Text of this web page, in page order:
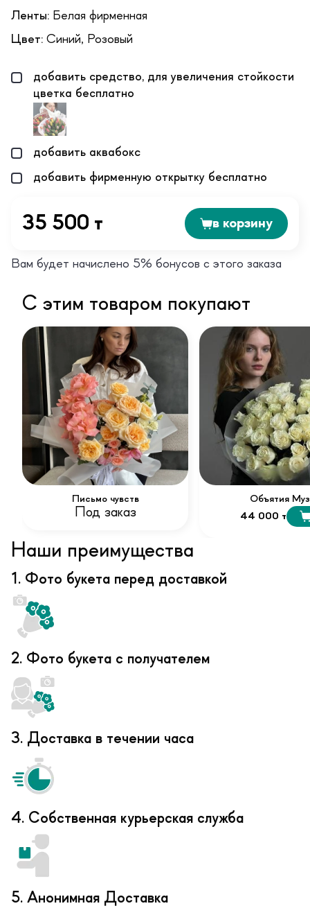
Ленты: Белая фирменная
Цвет: Синий, Розовый
добавить средство, для увеличения стойкости
цветка бесплатно
добавить аквабокс
добавить фирменную открытку бесплатно
35 500 т в корзину
Вам будет начислено 5% бонусов с этого заказа
С этим товаром покупают
Письмо чувств
Под заказ
Объятия
44 000 т
Наши преимущества
1. Фото букета перед доставкой
2. Фото букета с получателем
3. Доставка в течении часа
4. Собственная курьерская служба
5. Анонимная Доставка